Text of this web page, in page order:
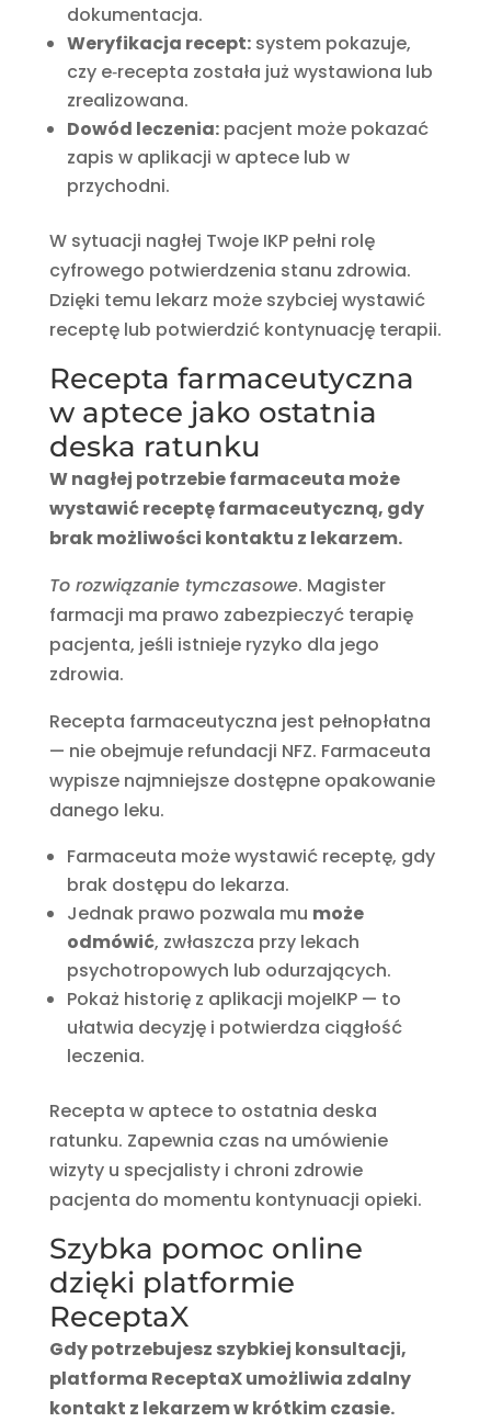
dokumentacja.
Weryfikacja recept:system pokazuje,
czy e‑recepta została już wystawiona lub
zrealizowana.
Dowód leczenia:pacjent może pokazać
zapis w aplikacji w aptece lub w
przychodni.
W sytuacji nagłej Twoje IKP pełni rolę
cyfrowego potwierdzenia stanu zdrowia.
Dzięki temu lekarz może szybciej wystawić
receptę lub potwierdzić kontynuację terapii.
Recepta farmaceutyczna
w aptece jako ostatnia
deska ratunku
W nagłej potrzebie farmaceuta może
wystawić receptę farmaceutyczną, gdy
brak możliwości kontaktu z lekarzem.
To rozwiązanie tymczasowe. Magister
farmacji ma prawo zabezpieczyć terapię
pacjenta, jeśli istnieje ryzyko dla jego
zdrowia.
Recepta farmaceutyczna jest pełnopłatna
— nie obejmuje refundacji NFZ. Farmaceuta
wypisze najmniejsze dostępne opakowanie
danego leku.
Farmaceuta może wystawić receptę, gdy
brak dostępu do lekarza.
Jednak prawo pozwala mu może
odmówić, zwłaszcza przy lekach
psychotropowych lub odurzających.
Pokaż historię z aplikacji mojeIKP — to
ułatwia decyzję i potwierdza ciągłość
leczenia.
Recepta w aptece to ostatnia deska
ratunku. Zapewnia czas na umówienie
wizyty u specjalisty i chroni zdrowie
pacjenta do momentu kontynuacji opieki.
Szybka pomoc online
dzięki platformie
ReceptaX
Gdy potrzebujesz szybkiej konsultacji,
platforma ReceptaX umożliwia zdalny
kontakt z lekarzem w krótkim czasie.